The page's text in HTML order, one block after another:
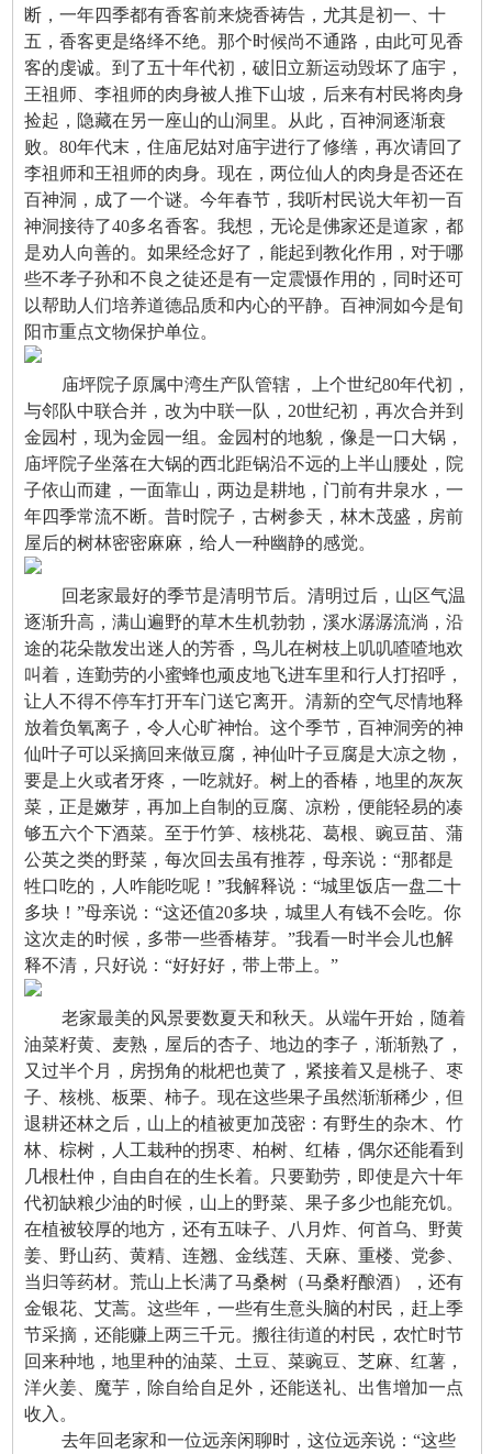
断，一年四季都有香客前来烧香祷告，尤其是初一、十
五，香客更是络绎不绝。那个时候尚不通路，由此可见香
客的虔诚。到了五十年代初，破旧立新运动毁坏了庙宇，
王祖师、李祖师的肉身被人推下山坡，后来有村民将肉身
捡起，隐藏在另一座山的山洞里。从此，百神洞逐渐衰
败。80年代末，住庙尼姑对庙宇进行了修缮，再次请回了
李祖师和王祖师的肉身。现在，两位仙人的肉身是否还在
百神洞，成了一个谜。今年春节，我听村民说大年初一百
神洞接待了40多名香客。我想，无论是佛家还是道家，都
是劝人向善的。如果经念好了，能起到教化作用，对于哪
些不孝子孙和不良之徒还是有一定震慑作用的，同时还可
以帮助人们培养道德品质和内心的平静。百神洞如今是旬
阳市重点文物保护单位。
庙坪院子原属中湾生产队管辖， 上个世纪80年代初，
与邻队中联合并，改为中联一队，20世纪初，再次合并到
金园村，现为金园一组。金园村的地貌，像是一口大锅，
庙坪院子坐落在大锅的西北距锅沿不远的上半山腰处，院
子依山而建，一面靠山，两边是耕地，门前有井泉水，一
年四季常流不断。昔时院子，古树参天，林木茂盛，房前
屋后的树林密密麻麻，给人一种幽静的感觉。
回老家最好的季节是清明节后。清明过后，山区气温
逐渐升高，满山遍野的草木生机勃勃，溪水潺潺流淌，沿
途的花朵散发出迷人的芳香，鸟儿在树枝上叽叽喳喳地欢
叫着，连勤劳的小蜜蜂也顽皮地飞进车里和行人打招呼，
让人不得不停车打开车门送它离开。清新的空气尽情地释
放着负氧离子，令人心旷神怡。这个季节，百神洞旁的神
仙叶子可以采摘回来做豆腐，神仙叶子豆腐是大凉之物，
要是上火或者牙疼，一吃就好。树上的香椿，地里的灰灰
菜，正是嫩芽，再加上自制的豆腐、凉粉，便能轻易的凑
够五六个下酒菜。至于竹笋、核桃花、葛根、豌豆苗、蒲
公英之类的野菜，每次回去虽有推荐，母亲说：“那都是
牲口吃的，人咋能吃呢！”我解释说：“城里饭店一盘二十
多块！”母亲说：“这还值20多块，城里人有钱不会吃。你
这次走的时候，多带一些香椿芽。”我看一时半会儿也解
释不清，只好说：“好好好，带上带上。”
老家最美的风景要数夏天和秋天。从端午开始，随着
油菜籽黄、麦熟，屋后的杏子、地边的李子，渐渐熟了，
又过半个月，房拐角的枇杷也黄了，紧接着又是桃子、枣
子、核桃、板栗、柿子。现在这些果子虽然渐渐稀少，但
退耕还林之后，山上的植被更加茂密：有野生的杂木、竹
林、棕树，人工栽种的拐枣、柏树、红椿，偶尔还能看到
几根杜仲，自由自在的生长着。只要勤劳，即使是六十年
代初缺粮少油的时候，山上的野菜、果子多少也能充饥。
在植被较厚的地方，还有五味子、八月炸、何首乌、野黄
姜、野山药、黄精、连翘、金线莲、天麻、重楼、党参、
当归等药材。荒山上长满了马桑树（马桑籽酿酒），还有
金银花、艾蒿。这些年，一些有生意头脑的村民，赶上季
节采摘，还能赚上两三千元。搬往街道的村民，农忙时节
回来种地，地里种的油菜、土豆、菜豌豆、芝麻、红薯，
洋火姜、魔芋，除自给自足外，还能送礼、出售增加一点
收入。
去年回老家和一位远亲闲聊时，这位远亲说：“这些